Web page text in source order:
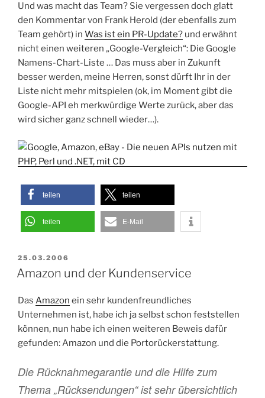
Und was macht das Team? Sie vergessen doch glatt
den Kommentar von Frank Herold (der ebenfalls zum
Team gehört) in Was ist ein PR-Update? und erwähnt
nicht einen weiteren „Google-Vergleich“: Die Google
Namens-Chart-Liste … Das muss aber in Zukunft
besser werden, meine Herren, sonst dürft Ihr in der
Liste nicht mehr mitspielen (ok, im Moment gibt die
Google-API eh merkwürdige Werte zurück, aber das
wird sicher ganz schnell wieder…).
teilen teilen
teilen E-Mail
VERÖFFENTLICHT
AM
25.03.2006
Amazon und der Kundenservice
Das Amazon ein sehr kundenfreundliches
Unternehmen ist, habe ich ja selbst schon feststellen
können, nun habe ich einen weiteren Beweis dafür
gefunden: Amazon und die Portorückerstattung.
Die Rücknahmegarantie und die Hilfe zum
Thema „Rücksendungen“ ist sehr übersichtlich